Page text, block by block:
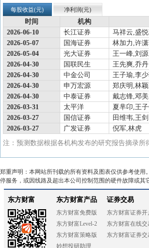
每股收益(元) 净利润(元)
时间 机构
2026-06-10
长江证券
马祥云,盛
2026-05-07
国海证券
林加力,许
2026-05-04
光大证券
王一峰,刘源
2026-04-30
国联民生
王先爽,乔丹
2026-04-30
中金公司
王子瑜,李
2026-04-30
申万宏源
郑庆明,林
2026-04-30
中泰证券
戴志锋,邓
2026-03-31
太平洋
夏芈卬,王
2026-03-27
国信证券
田维韦,王剑
2026-03-27
广发证券
倪军,林虎
注：预测数据根据各机构发布的研究报告摘录
郑重声明：本网站所刊载的所有资料及图表仅供参考使
停服务，或因线路及超出本公司控制范围的硬件故障或